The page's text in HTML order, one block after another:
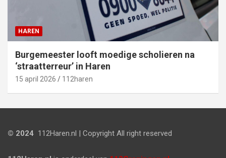
HAREN
Burgemeester looft moedige scholieren na
‘straatterreur’ in Haren
15 april 2026 112haren
© 2024 112Haren.nl | Copyright All right reserved